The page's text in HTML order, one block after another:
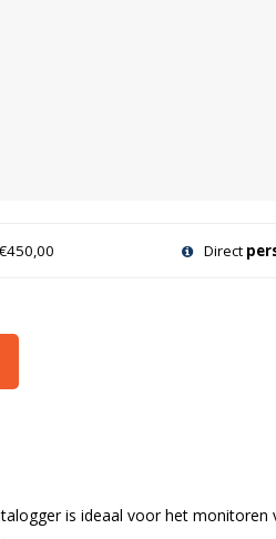
Direct
is ideaal voor het monitoren